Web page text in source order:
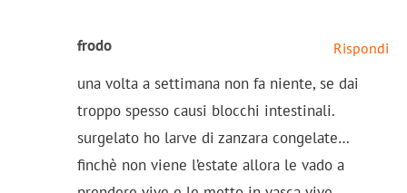
frodo Rispondi
una volta a settimana non fa niente, se dai
troppo spesso causi blocchi intestinali.
surgelato ho larve di zanzara congelate…
finchè non viene l’estate allora le vado a